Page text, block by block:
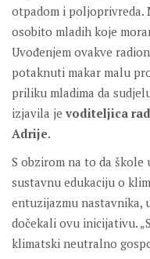
otpadom i poljoprivreda.
osobito mladih koje
Uvođenjem ovakve
potaknuti makar malu
priliku mladima da
izjavila je voditeljica
Adrije.
S obzirom na to da
sustavnu edukaciju o
entuzijazmu nastavnika,
dočekali ovu inicijativu.
klimatski neutralno